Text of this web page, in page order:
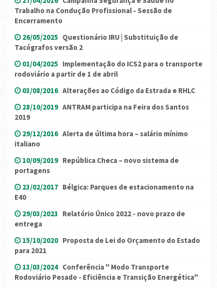
Trabalho na Condução Profissional - Sessão de
Encerramento
26/05/2025 Questionário IRU | Substituição de
Tacógrafos versão 2
01/04/2025 Implementação do ICS2 para o transporte
rodoviário a partir de 1 de abril
03/08/2016 Alterações ao Código da Estrada e RHLC
28/10/2019 ANTRAM participa na Feira dos Santos
2019
29/12/2016 Alerta de última hora – salário mínimo
italiano
10/09/2019 República Checa – novo sistema de
portagens
23/02/2017 Bélgica: Parques de estacionamento na
E40
29/03/2023 Relatório Único 2022 - novo prazo de
entrega
15/10/2020 Proposta de Lei do Orçamento do Estado
para 2021
13/03/2024 Conferência " Modo Transporte
Rodoviário Pesado - Eficiência e Transição Energética"